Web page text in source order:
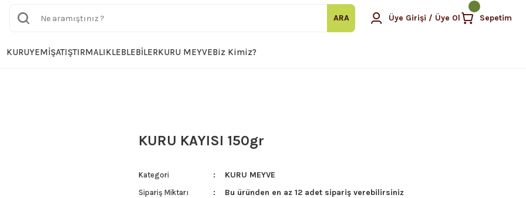
ARA Üye Girişi / Üye Ol Sepetim
KURUYEMİŞATIŞTIRMALIKLEBLEBİLERKURU MEYVEBiz Kimiz?
KURU KAYISI 150gr
Kategori KURU MEYVE
Sipariş Miktarı Bu üründen en az 12 adet sipariş verebilirsiniz